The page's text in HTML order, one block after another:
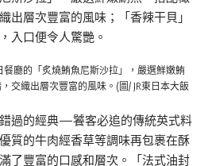
出層次豐富的風味；「香辣干貝」
入口便令人驚艷。
餐廳的「炙燒鮪魚尼斯沙拉」，嚴選鮮嫩鮪
交織出層次豐富的風味。(圖/ JR東日本大飯
過的經典—饕客必追的傳統英式料
質的牛肉經香草等調味再包裹在酥
了豐富的口感和層次。「法式油封